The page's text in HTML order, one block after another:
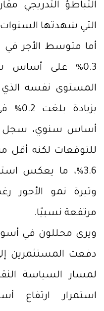
التباطؤ التدريجي
التي شهدتها
أما متوسط الأجر في
0.3% على أساس
المستوى نفسه الذي
للتوقعات لكنه أقل
3.6%، ما يعكس
وتيرة نمو الأجور
مرتفعة نسبيًا.
ويرى محللون في
دفعت المستثمرين
لمسار السياسة
استمرار ارتفاع